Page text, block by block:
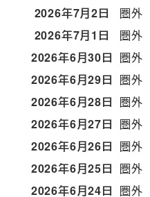
2026年7月2日
圏外
2026年7月1日
圏外
2026年6月30日 圏外
2026年6月29日 圏外
2026年6月28日 圏外
2026年6月27日 圏外
2026年6月26日 圏外
2026年6月25日 圏外
2026年6月24日 圏外